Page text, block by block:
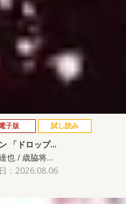
電子版 試し読み
「ドロップ…
也 / 歳脇将…
：2026.08.06